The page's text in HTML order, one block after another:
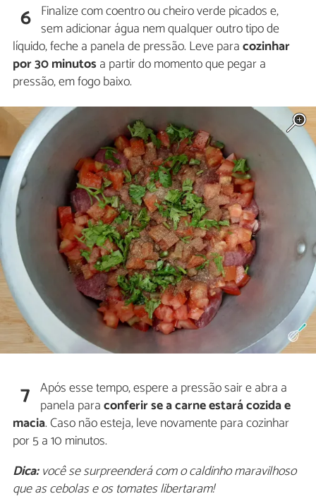
6 Finalize com coentro ou cheiro verde picados e,
sem adicionar água nem qualquer outro tipo de
líquido, feche a panela de pressão. Leve paracozinhar
por 30 minutos a partir do momento que pegar a
pressão, em fogo baixo.
7 Após esse tempo, espere a pressão sair e abra a
panela paraconferir se a carne estará cozida e
macia. Caso não esteja, leve novamente para cozinhar
por 5 a 10 minutos.
Dica:você se surpreenderá com o caldinho maravilhoso
que as cebolas e os tomates libertaram!